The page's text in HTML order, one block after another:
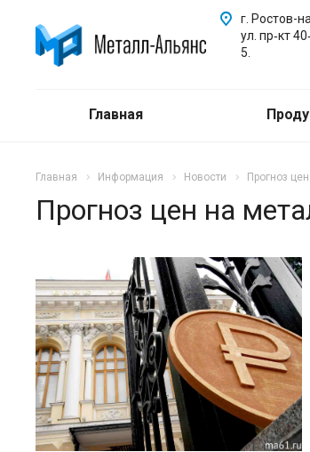
г. Ростов-
ул. пр‑кт
5.
Главная
Главная Информация Новости Прогноз
Прогноз цен на